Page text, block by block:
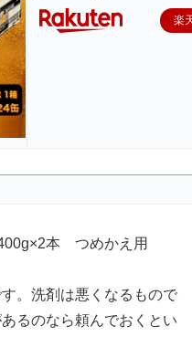
楽
本 つめかえ用
。洗剤は悪くなるもので
るのなら頼んでおくとい